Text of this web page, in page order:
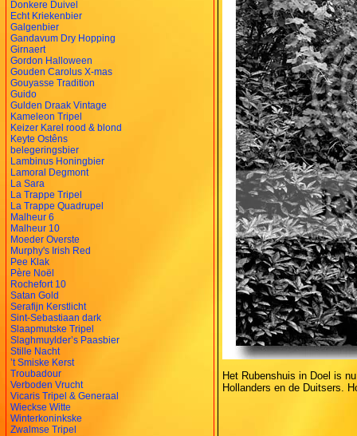
Donkere Duivel
Echt Kriekenbier
Galgenbier
Gandavum Dry Hopping
Girnaert
Gordon Halloween
Gouden Carolus X-mas
Gouyasse Tradition
Guido
Gulden Draak Vintage
Kameleon Tripel
Keizer Karel rood & blond
Keyte Ostêns
belegeringsbier
Lambinus Honingbier
Lamoral Degmont
La Sara
La Trappe Tripel
La Trappe Quadrupel
Malheur 6
Malheur 10
Moeder Overste
Murphy's Irish Red
Pee Klak
Père Noël
Rochefort 10
Satan Gold
Serafijn Kerstlicht
Sint-Sebastiaan dark
Slaapmutske Tripel
Slaghmuylder’s Paasbier
Stille Nacht
’t Smiske Kerst
Troubadour
Verboden Vrucht
Vicaris Tripel & Generaal
Wieckse Witte
Winterkoninkske
Zwalmse Tripel
Het Rubenshuis in Doel is
Hollanders en de Duitsers.